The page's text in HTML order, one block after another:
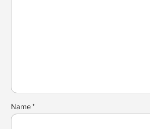
Name*